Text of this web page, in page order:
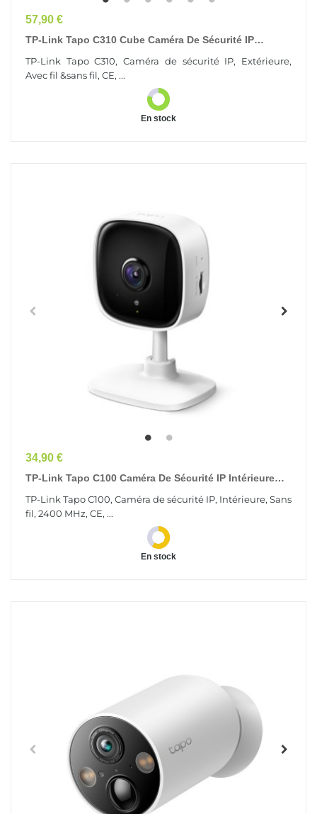
Prix
57,90 €
TP-Link Tapo C310 Cube Caméra De Sécurité IP
TP-Link Tapo C310, Caméra de sécurité IP, Extérieure,
Avec fil &sans fil, CE, ...
En stock
Prix
34,90 €
TP-Link Tapo C100 Caméra De Sécurité IP Intérieure
TP-Link Tapo C100, Caméra de sécurité IP, Intérieure, Sans
fil, 2400 MHz, CE, ...
En stock